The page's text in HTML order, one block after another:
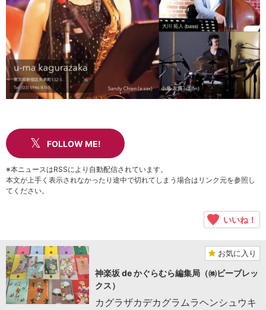
FOLLOW ME!
※本ニュースはRSSにより自動配信されています。
本文が上手く表示されなかったり途中で切れてしまう場合はリンク元を参照し
てください。
いいね！
お気に入り
神楽坂 de かぐらむら編集局（㈱ビーブレッ
クス）
カグラザカデカグラムラヘンシュウキ